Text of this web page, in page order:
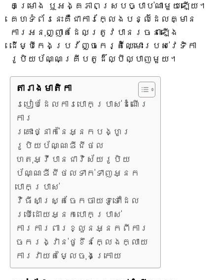
គម្រោង ឬអង្គភាពស្របច្បាប់ណាមួយឡើយ។
គេហទំព័រនេះគឺជាការក្លែងបន្លំដែលគ្មាន
ការអនុញ្ញាតដែលត្រូវបានរចនាឡើង
ដើម្បីកេងប្រវ័ញ្ចកេរ្តិ៍ឈ្មោះរបស់វេទិកា
រូបិយប័ណ្ណគ្រីបតូដ៏ល្បីល្បាញមួយ។
តារាង​មាតិកា
របៀបដែលការបោកប្រាស់ដំណើរ
ការ
គ្រោះថ្នាក់នៃអ្នកបង្ហូរ
រូបិយប័ណ្ណឌីជីថល
ហេតុអ្វីបានជាវិស័យរូបិយ
ប័ណ្ណឌីជីថលទាក់ទាញអ្នក
បោកប្រាស់
វិធីសាស្ត្រចែកចាយទូទៅដែល
ប្រើដោយអ្នកបោកប្រាស់
ការការពារខ្លួនអ្នកពីការ
ចែករង្វាន់ថូខឹនក្លែងក្លាយ
ការវាយតម្លៃចុងក្រោយ